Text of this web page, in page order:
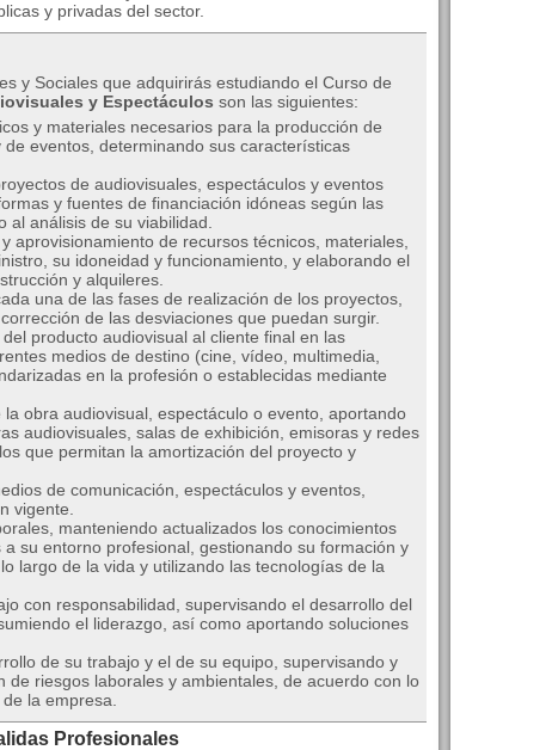
y privadas del sector.
y Sociales que adquirirás estudiando el Curso de
y Espectáculos son las siguientes:
y materiales necesarios para la producción de
eventos, determinando sus características
de audiovisuales, espectáculos y eventos
y fuentes de financiación idóneas según las
análisis de su viabilidad.
aprovisionamiento de recursos técnicos, materiales,
su idoneidad y funcionamiento, y elaborando el
y alquileres.
una de las fases de realización de los proyectos,
de las desviaciones que puedan surgir.
producto audiovisual al cliente final en las
medios de destino (cine, vídeo, multimedia,
en la profesión o establecidas mediante
obra audiovisual, espectáculo o evento, aportando
audiovisuales, salas de exhibición, emisoras y redes
que permitan la amortización del proyecto y
de comunicación, espectáculos y eventos,
vigente.
manteniendo actualizados los conocimientos
su entorno profesional, gestionando su formación y
largo de la vida y utilizando las tecnologías de la
con responsabilidad, supervisando el desarrollo del
el liderazgo, así como aportando soluciones
de su trabajo y el de su equipo, supervisando y
riesgos laborales y ambientales, de acuerdo con lo
la empresa.
Profesionales